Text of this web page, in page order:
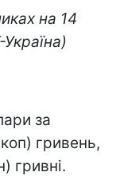
на 14
за
гривень,
гривні.